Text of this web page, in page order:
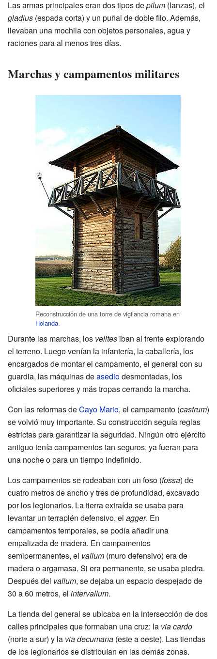
Las armas principales eran dos tipos depilum (lanzas), el
gladius (espada corta) y un puñal de doble filo. Además,
llevaban una mochila con objetos personales, agua y
raciones para al menos tres días.
Marchas y campamentos militares
Reconstrucción de una torre de vigilancia romana en
Holanda.
Durante las marchas, los velites iban al frente explorando
el terreno. Luego venían la infantería, la caballería, los
encargados de montar el campamento, el general con su
guardia, las máquinas deasediodesmontadas, los
oficiales superiores y más tropas cerrando la marcha.
Con las reformas deCayo Mario, el campamento (castrum)
se volvió muy importante. Su construcción seguía reglas
estrictas para garantizar la seguridad. Ningún otro ejército
antiguo tenía campamentos tan seguros, ya fueran para
una noche o para un tiempo indefinido.
Los campamentos se rodeaban con un foso (fossa) de
cuatro metros de ancho y tres de profundidad, excavado
por los legionarios. La tierra extraída se usaba para
levantar un terraplén defensivo, el agger. En
campamentos temporales, se podía añadir una
empalizada de madera. En campamentos
semipermanentes, el vallum (muro defensivo) era de
madera o argamasa. Si era permanente, se usaba piedra.
Después del vallum, se dejaba un espacio despejado de
30 a 60 metros, el intervallum.
La tienda del general se ubicaba en la intersección de dos
calles principales que formaban una cruz: la via cardo
(norte a sur) y la via decumana (este a oeste). Las tiendas
de los legionarios se distribuían en las demás zonas.